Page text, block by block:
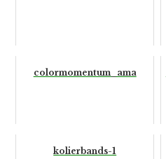
colormomentum_ama
kolierbands-1